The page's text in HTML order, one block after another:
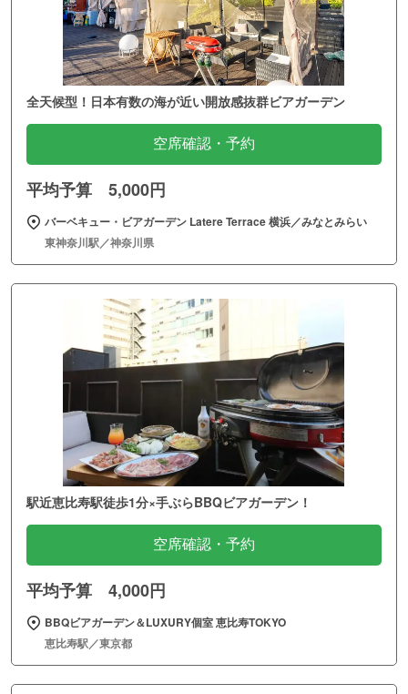
全天候型！日本有数の海が近い開放感抜群ビアガーデン
空席確認・予約
平均予算 5,000円
バーベキュー・ビアガーデン Latere Terrace 横浜／みなとみらい
東神奈川駅／神奈川県
駅近恵比寿駅徒歩1分×手ぶらBBQビアガーデン！
空席確認・予約
平均予算 4,000円
BBQビアガーデン＆LUXURY個室 恵比寿TOKYO
恵比寿駅／東京都